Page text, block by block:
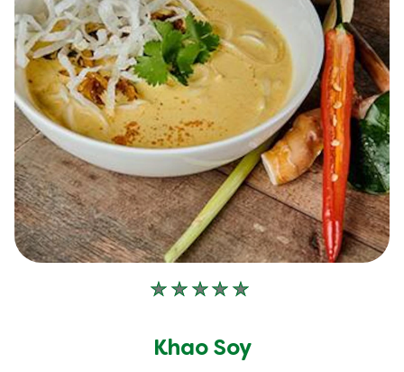
Geen
ingediend
Khao Soy